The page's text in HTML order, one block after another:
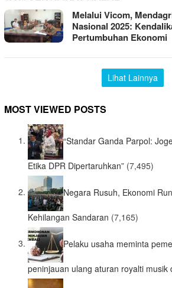
Melalui Vicom,
Nasional 2025:
Pertumbuhan Ekonomi
Lihat Lainnya
MOST VIEWED POSTS
“Standar Ganda Parpol:
Etika DPR Dipertaruhkan” (7,495)
Negara Rusuh, Ekonomi
Kehilangan Sandaran (7,165)
Pelaku usaha meminta
peninjauan ulang aturan royalti musik